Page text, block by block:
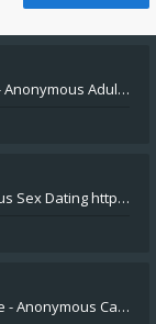
Private Girls From Your City - No Selfie - Anonymous Adult Dating https://privatedates.live Private Girls In Your
Girls In Your City - No Selfie - Anonymous Sex Dating https://SecretPrivat.com Womens In Your Town - Anonymous S
Private Girls From Your Town - No Selfie - Anonymous Casual Dating https://PrivateLadyEscorts.com Private Lady In